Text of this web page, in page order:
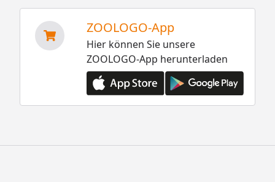
ZOOLOGO-App
Hier können Sie unsere
ZOOLOGO-App herunterladen